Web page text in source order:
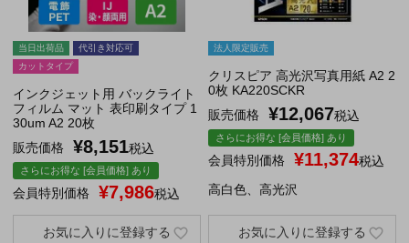
当日出荷品
代引き対応可
カットタイプ
インクジェット用 バックライト
フィルム マット 表印刷タイプ 1
30um A2 20枚
販売価格
¥8,151税込
さらにお得な [会員価格] あり
会員特別価格 ¥7,986税込
お気に入りに登録する
法人限定販売
クリスピア 高光沢写真用紙 A2 2
0枚 KA220SCKR
販売価格
¥12,067税込
さらにお得な [会員価格] あり
会員特別価格 ¥11,374税込
高白色、高光沢
お気に入りに登録する